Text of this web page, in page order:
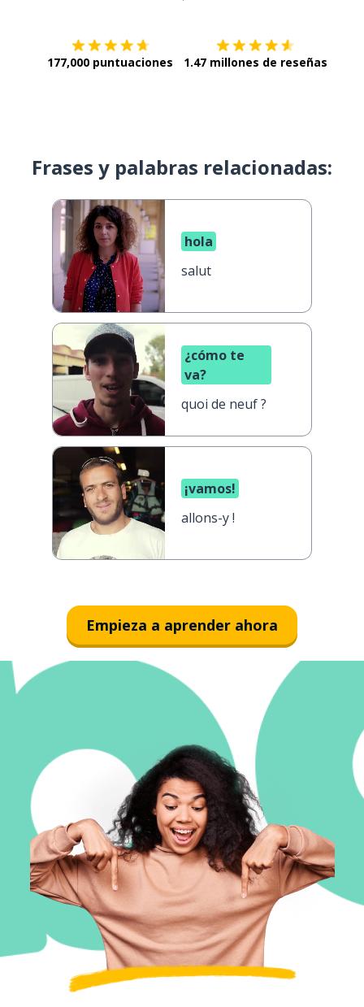
177,000 puntuaciones 1.47 millones de reseñas
Frases y palabras relacionadas:
hola
salut
¿cómo te
va?
quoi de neuf ?
¡vamos!
allons-y !
Empieza a aprender ahora